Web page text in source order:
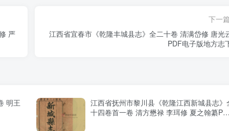
严
下一篇
江西省宜春市《乾隆丰城县志》全二十卷 清满岱修 唐光
PDF电子版地方志
明王
江西省抚州市黎川县《乾隆江西新城县志》
十四卷首一卷 清方懋禄 李珥修 夏之翰纂PDF